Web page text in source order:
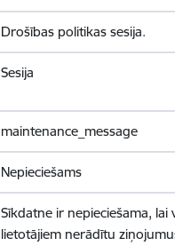
Drošības politikas sesija.
Sesija
maintenance_message
Nepieciešams
Sīkdatne ir nepieciešama, lai
lietotājiem nerādītu